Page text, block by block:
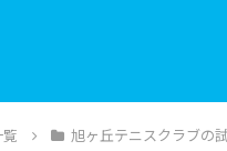
旭ヶ丘テニスクラブの